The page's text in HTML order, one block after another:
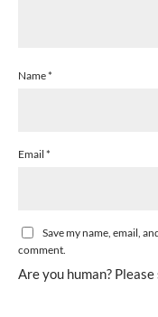
Name*
Email *
Save my name, email,
comment.
Are you human? Please